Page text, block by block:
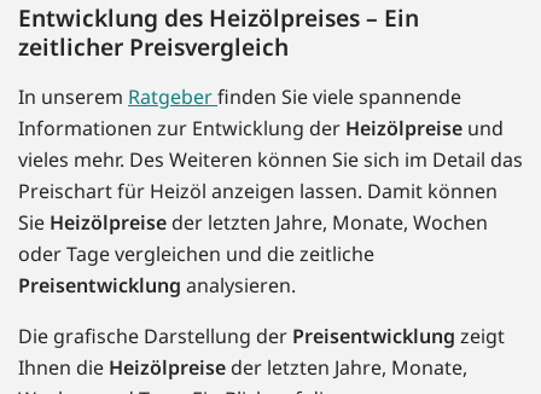
Entwicklung des Heizölpreises – Ein
zeitlicher Preisvergleich
In unserem Ratgeberfinden Sie viele spannende
Informationen zur Entwicklung der Heizölpreise und
vieles mehr. Des Weiteren können Sie sich im Detail das
Preischart für Heizöl anzeigen lassen. Damit können
Sie Heizölpreise der letzten Jahre, Monate, Wochen
oder Tage vergleichen und die zeitliche
Preisentwicklung analysieren.
Die grafische Darstellung der Preisentwicklung zeigt
Ihnen die Heizölpreise der letzten Jahre, Monate,